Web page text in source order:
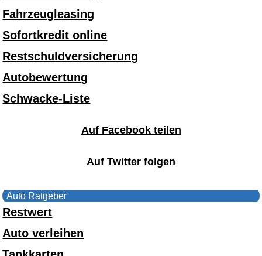
Fahrzeugleasing
Sofortkredit online
Restschuldversicherung
Autobewertung
Schwacke-Liste
Auf Facebook teilen
Auf Twitter folgen
Auto Ratgeber
Restwert
Auto verleihen